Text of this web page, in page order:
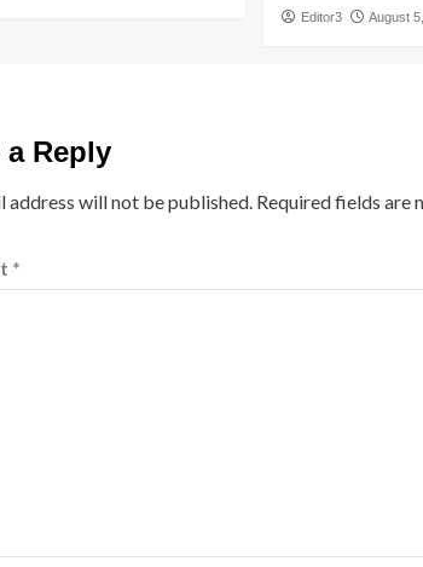
Editor3 August
a Reply
address will not be published. Required fields are
*